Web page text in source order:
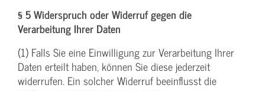
§ 5 Widerspruch oder Widerruf gegen die
Verarbeitung Ihrer Daten
(1) Falls Sie eine Einwilligung zur Verarbeitung Ihrer
Daten erteilt haben, können Sie diese jederzeit
widerrufen. Ein solcher Widerruf beeinflusst die